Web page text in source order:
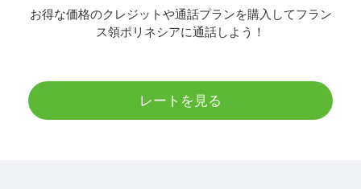
お得な価格のクレジットや通話プランを購入してフラン
ス領ポリネシアに通話しよう！
レートを見る